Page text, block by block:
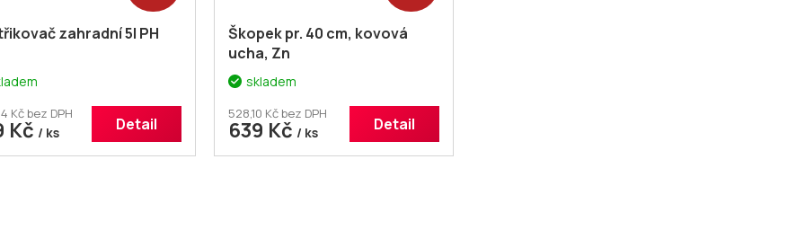
zahradní 5l PH
Kč bez DPH
Kč / ks Detail
Škopek pr. 40 cm, kovová
ucha, Zn
skladem
528,10 Kč bez DPH
639 Kč / ks Detail